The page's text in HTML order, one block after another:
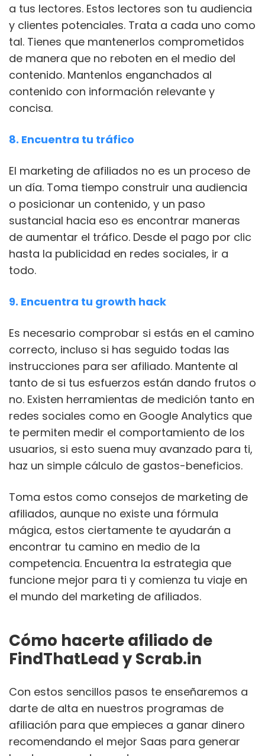
a tus lectores. Estos lectores son tu audiencia
y clientes potenciales. Trata a cada uno como
tal. Tienes que mantenerlos comprometidos
de manera que no reboten en el medio del
contenido. Mantenlos enganchados al
contenido con información relevante y
concisa.
8. Encuentra tu tráfico
El marketing de afiliados no es un proceso de
un día. Toma tiempo construir una audiencia
o posicionar un contenido, y un paso
sustancial hacia eso es encontrar maneras
de aumentar el tráfico. Desde el pago por clic
hasta la publicidad en redes sociales, ir a
todo.
9. Encuentra tu growth hack
Es necesario comprobar si estás en el camino
correcto, incluso si has seguido todas las
instrucciones para ser afiliado. Mantente al
tanto de si tus esfuerzos están dando frutos o
no. Existen herramientas de medición tanto en
redes sociales como en Google Analytics que
te permiten medir el comportamiento de los
usuarios, si esto suena muy avanzado para ti,
haz un simple cálculo de gastos-beneficios.
Toma estos como consejos de marketing de
afiliados, aunque no existe una fórmula
mágica, estos ciertamente te ayudarán a
encontrar tu camino en medio de la
competencia. Encuentra la estrategia que
funcione mejor para ti y comienza tu viaje en
el mundo del marketing de afiliados.
Cómo hacerte afiliado de
FindThatLead y Scrab.in
Con estos sencillos pasos te enseñaremos a
darte de alta en nuestros programas de
afiliación para que empieces a ganar dinero
recomendando el mejor Saas para generar